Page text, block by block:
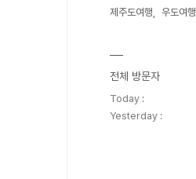
제주도여행
우도여행
전체 방문자
Today :
Yesterday :